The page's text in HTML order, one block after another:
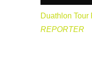
Duathlon Tour
REPORTER